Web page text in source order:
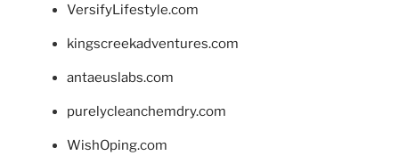
VersifyLifestyle.com
kingscreekadventures.com
antaeuslabs.com
purelycleanchemdry.com
WishOping.com